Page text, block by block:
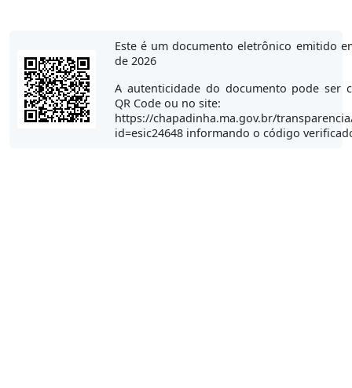
Este é um documento eletrônico emitido
de 2026
A autenticidade do documento pode ser
QR Code ou no site:
https://chapadinha.ma.gov.br/
id=esic24648 informando o código